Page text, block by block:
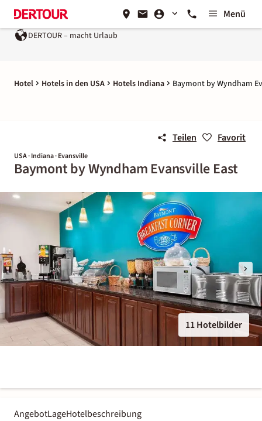
Menü
DERTOUR – macht Urlaub
Hotel Hotels in den USA Hotels Indiana Baymont by Wyndham
Teilen Favorit
USA · Indiana · Evansville
Baymont by Wyndham Evansville East
11 Hotelbilder
AngebotLageHotelbeschreibung